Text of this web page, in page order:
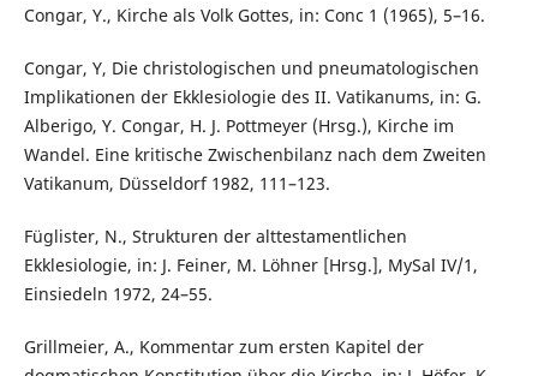
Congar, Y., Kirche als Volk Gottes, in: Conc 1 (1965), 5–16.
Congar, Y, Die christologischen und pneumatologischen
Implikationen der Ekklesiologie des II. Vatikanums, in: G.
Alberigo, Y. Congar, H. J. Pottmeyer (Hrsg.), Kirche im
Wandel. Eine kritische Zwischenbilanz nach dem Zweiten
Vatikanum, Düsseldorf 1982, 111–123.
Füglister, N., Strukturen der alttestamentlichen
Ekklesiologie, in: J. Feiner, M. Löhner [Hrsg.], MySal IV/1,
Einsiedeln 1972, 24–55.
Grillmeier, A., Kommentar zum ersten Kapitel der